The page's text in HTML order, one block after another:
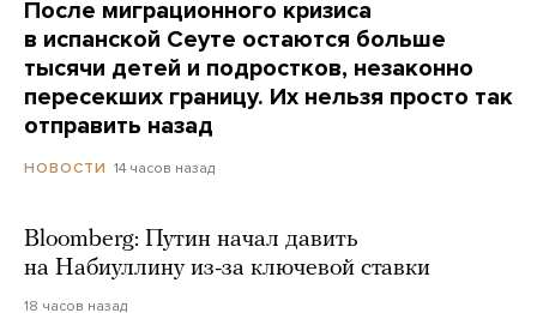
После миграционного кризиса
в испанской Сеуте остаются больше
тысячи детей и подростков, незаконно
пересекших границу. Их нельзя просто так
отправить назад
НОВОСТИ 14 часов назад
Bloomberg: Путин начал давить
на Набиуллину из-за ключевой ставки
18 часов назад